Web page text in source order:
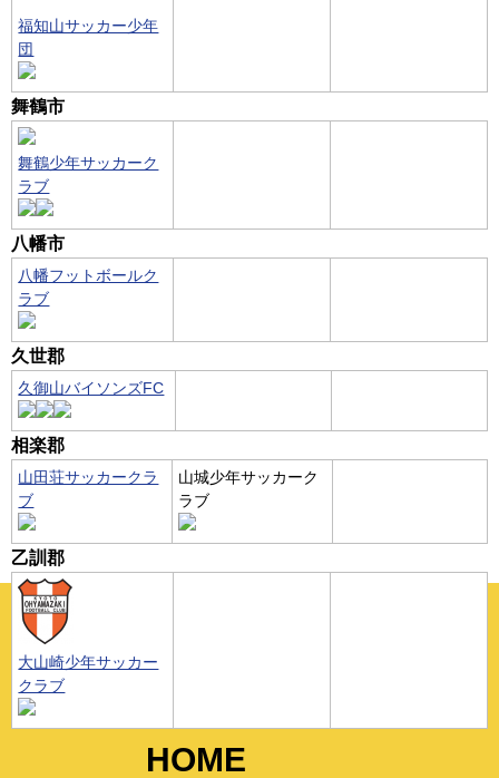
福知山サッカー少年
団
舞鶴市
舞鶴少年サッカーク
ラブ
八幡市
八幡フットボールク
ラブ
久世郡
久御山バイソンズFC
相楽郡
山田荘サッカークラ
ブ
山城少年サッカーク
ラブ
乙訓郡
大山崎少年サッカー
クラブ
HOME